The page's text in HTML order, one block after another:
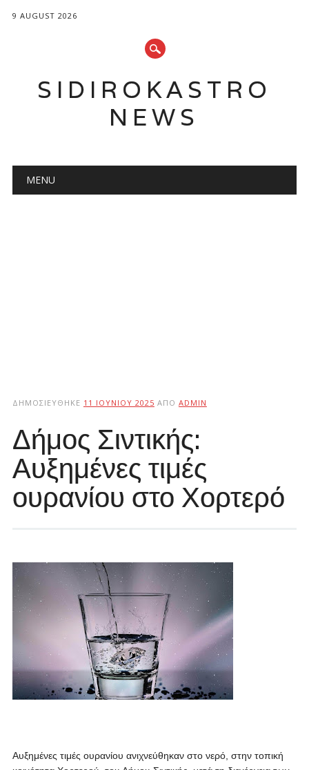
9 AUGUST 2026
SIDIROKASTRO
NEWS
Main menu
MENU
ΔΗΜΟΣΙΕΎΘΗΚΕ 11 ΙΟΥΝΊΟΥ 2025 ΑΠΌ ADMIN
Δήμος Σιντικής:
Αυξημένες τιμές
ουρανίου στο Χορτερό
Αυξημένες τιμές ουρανίου ανιχνεύθηκαν στο νερό, στην τοπική